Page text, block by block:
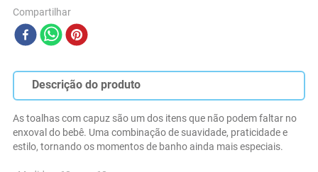
Compartilhar
Descrição do produto
As toalhas com capuz são um dos itens que não podem faltar no
enxoval do bebê. Uma combinação de suavidade, praticidade e
estilo, tornando os momentos de banho ainda mais especiais.